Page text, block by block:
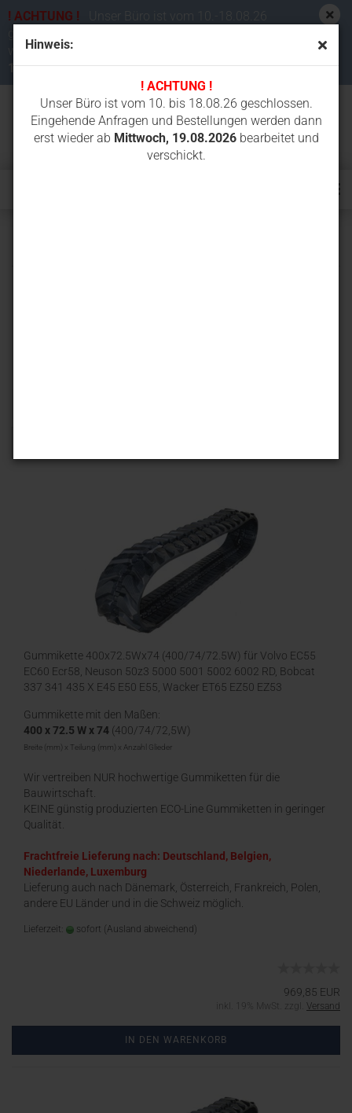
Hinweis:
! ACHTUNG !
Unser Büro ist vom 10. bis 18.08.26 geschlossen.
Eingehende Anfragen und Bestellungen werden dann
erst wieder ab Mittwoch, 19.08.2026bearbeitet und
verschickt.
! ACHTUNG !
Unser Büro ist vom 10.-18.08.26
werden dann erst wieder ab
19.08.2026bearbeitet und verschickt.
Gummikette 400x72.5Wx74 (400/74/72.5W) für Volvo EC55
EC60 Ecr58, Neuson 50z3 5000 5001 5002 6002 RD, Bobcat
337 341 435 X E45 E50 E55, Wacker ET65 EZ50 EZ53
Gummikette mit den Maßen:
400 x 72.5 W x 74 (400/74/72,5W)
Breite (mm) x Teilung (mm) x Anzahl Glieder
Wir vertreiben NUR hochwertige Gummiketten für die
Bauwirtschaft.
KEINE günstig produzierten ECO-Line Gummiketten in geringer
Qualität.
Frachtfreie Lieferung nach: Deutschland, Belgien,
Niederlande, Luxemburg
Lieferung auch nach Dänemark, Österreich, Frankreich, Polen,
andere EU Länder und in die Schweiz möglich.
Lieferzeit: sofort (Ausland abweichend)
969,85 EUR
inkl. 19% MwSt. zzgl. Versand
IN DEN WARENKORB